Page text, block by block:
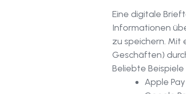
Eine digitale
Informationen
zu speichern. Mit
Geschäften)
Beliebte Beispiele
Apple Pay